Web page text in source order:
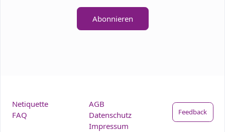
Abonnieren
Netiquette
FAQ
AGB
Datenschutz
Impressum
Feedback